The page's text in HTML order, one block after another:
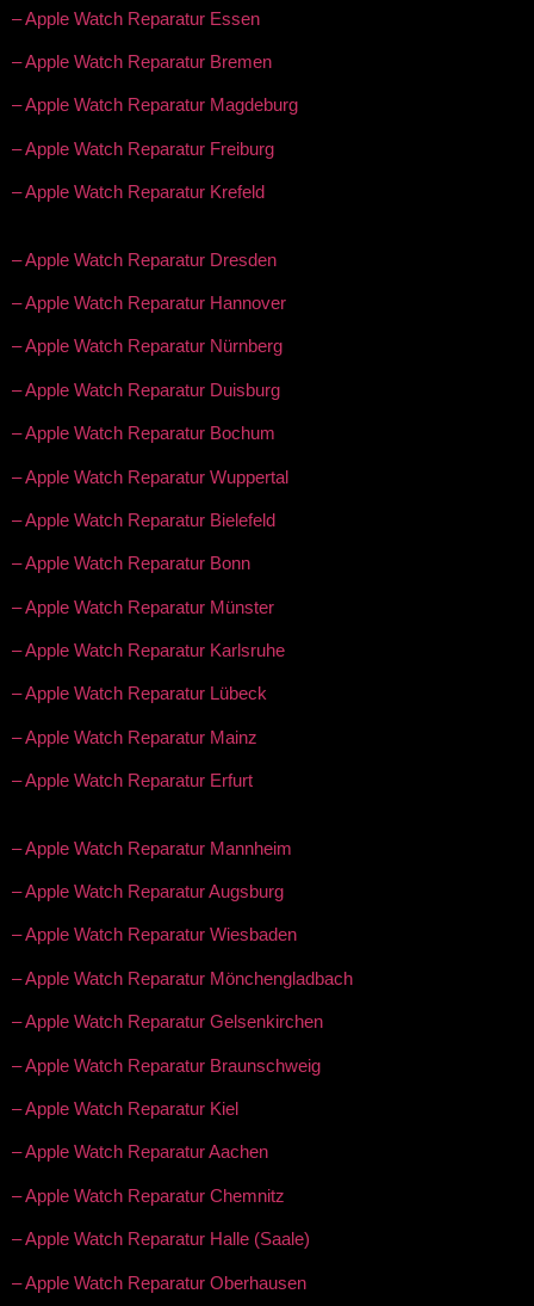
– Apple Watch Reparatur Essen
– Apple Watch Reparatur Bremen
– Apple Watch Reparatur Magdeburg
– Apple Watch Reparatur Freiburg
– Apple Watch Reparatur Krefeld
– Apple Watch Reparatur Dresden
– Apple Watch Reparatur Hannover
– Apple Watch Reparatur Nürnberg
– Apple Watch Reparatur Duisburg
– Apple Watch Reparatur Bochum
– Apple Watch Reparatur Wuppertal
– Apple Watch Reparatur Bielefeld
– Apple Watch Reparatur Bonn
– Apple Watch Reparatur Münster
– Apple Watch Reparatur Karlsruhe
– Apple Watch Reparatur Lübeck
– Apple Watch Reparatur Mainz
– Apple Watch Reparatur Erfurt
– Apple Watch Reparatur Mannheim
– Apple Watch Reparatur Augsburg
– Apple Watch Reparatur Wiesbaden
– Apple Watch Reparatur Mönchengladbach
– Apple Watch Reparatur Gelsenkirchen
– Apple Watch Reparatur Braunschweig
– Apple Watch Reparatur Kiel
– Apple Watch Reparatur Aachen
– Apple Watch Reparatur Chemnitz
– Apple Watch Reparatur Halle (Saale)
– Apple Watch Reparatur Oberhausen